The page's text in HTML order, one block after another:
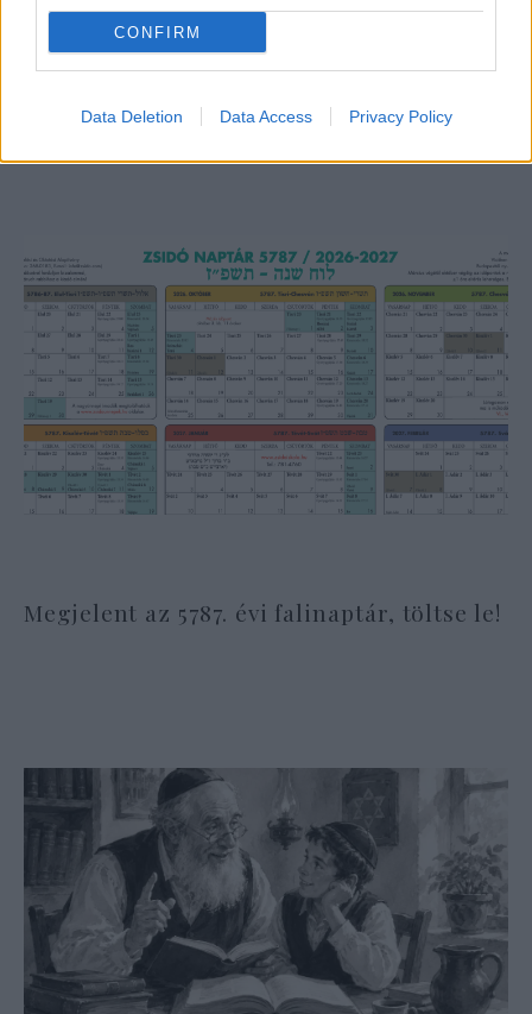
CONFIRM
Data Deletion Data Access Privacy Policy
Lesújtva fogadtuk a hírt: meghalt a Rebbe
Megjelent az 5787. évi falinaptár, töltse le!